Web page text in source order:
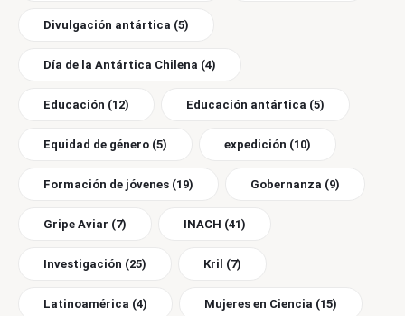
Divulgación antártica (5)
Día de la Antártica Chilena (4)
Educación (12) Educación antártica (5)
Equidad de género (5) expedición (10)
Formación de jóvenes (19) Gobernanza (9)
Gripe Aviar (7) INACH (41)
Investigación (25) Kril (7)
Latinoamérica (4) Mujeres en Ciencia (15)